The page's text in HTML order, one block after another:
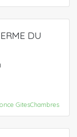
DU
GitesChambres